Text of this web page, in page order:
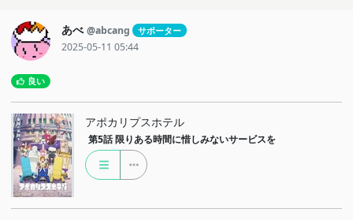
あべ @abcang サポーター
2025-05-11 05:44
良い
アポカリプスホテル
第5話 限りある時間に惜しみないサービスを